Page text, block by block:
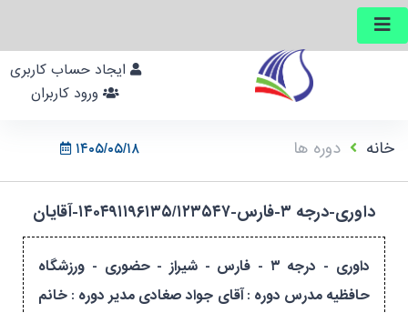
۱۴۰۵/۰۵/۱۸ خانه دوره ها
داوری-درجه ۳-فارس-۱۴۰۴۹۱۱۹۶۱۳۵/۱۲۳۵۴۷-آقایان
داوری - درجه ۳ - فارس - شیراز - حضوری - ورزشگاه
حافظیه مدرس دوره : آقای جواد صغادی مدیر دوره : خانم